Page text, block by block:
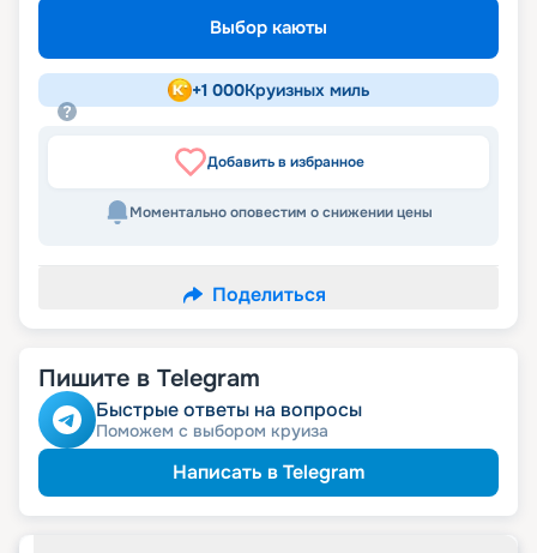
Выбор каюты
+1 000Круизных миль
Добавить в избранное
Моментально оповестим о снижении цены
Поделиться
Пишите в Telegram
Быстрые ответы на вопросы
Поможем с выбором круиза
Написать в Telegram